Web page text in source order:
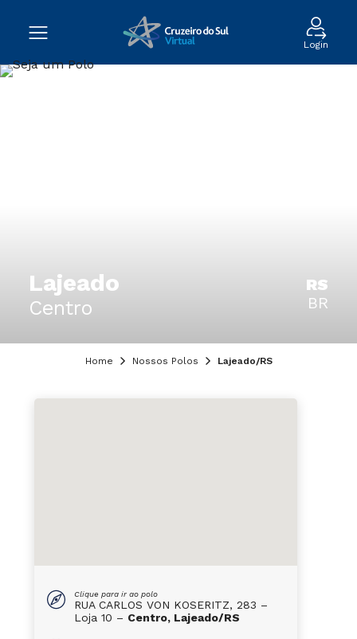
Login
Lajeado
Centro
RS
BR
Home Nossos Polos Lajeado/RS
Clique para ir ao polo
RUA CARLOS VON KOSERITZ, 283 –
Loja 10 – Centro, Lajeado/RS